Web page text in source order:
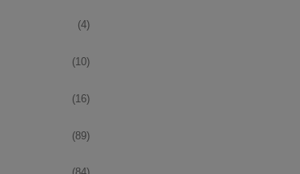
(4)
(10)
(16)
(89)